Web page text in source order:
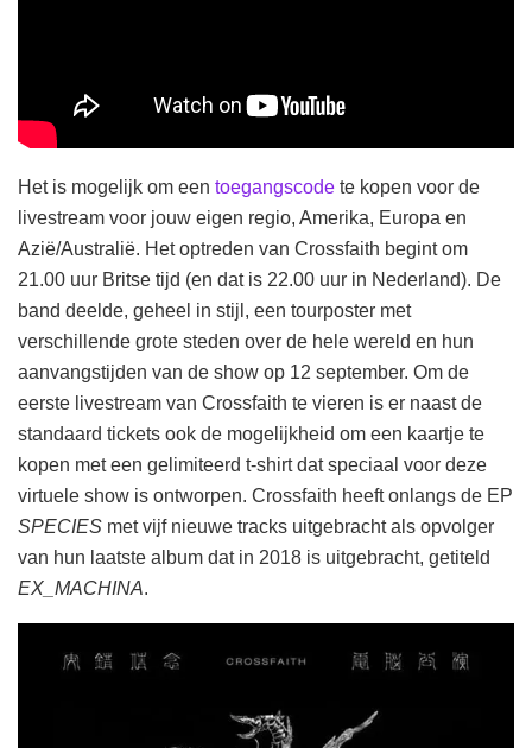
Het is mogelijk om een toegangscode te kopen voor de
livestream voor jouw eigen regio, Amerika, Europa en
Azië/Australië. Het optreden van Crossfaith begint om
21.00 uur Britse tijd (en dat is 22.00 uur in Nederland). De
band deelde, geheel in stijl, een tourposter met
verschillende grote steden over de hele wereld en hun
aanvangstijden van de show op 12 september. Om de
eerste livestream van Crossfaith te vieren is er naast de
standaard tickets ook de mogelijkheid om een kaartje te
kopen met een gelimiteerd t-shirt dat speciaal voor deze
virtuele show is ontworpen. Crossfaith heeft onlangs de EP
SPECIES met vijf nieuwe tracks uitgebracht als opvolger
van hun laatste album dat in 2018 is uitgebracht, getiteld
EX_MACHINA.